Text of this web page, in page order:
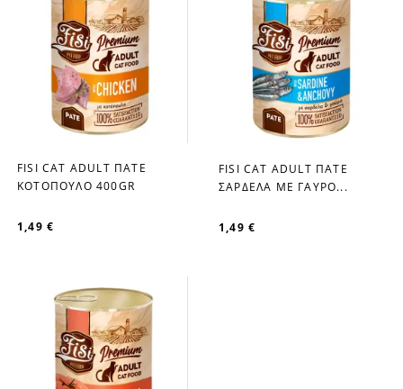
favorite_border
FISI CAT ADULT ΠΑΤΕ
ΚΟΤΟΠΟΥΛΟ 400GR
1,49 €
favorite_border
FISI CAT ADULT ΠΑΤΕ
ΣΑΡΔΕΛΑ ΜΕ ΓΑΥΡΟ...
1,49 €